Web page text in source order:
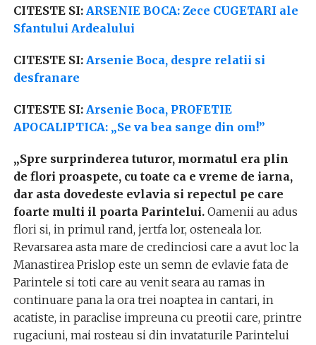
CITESTE SI: ARSENIE BOCA: Zece CUGETARI ale
Sfantului Ardealului
CITESTE SI: Arsenie Boca, despre relatii si
desfranare
CITESTE SI: Arsenie Boca, PROFETIE
APOCALIPTICA: „Se va bea sange din om!”
„Spre surprinderea tuturor, mormatul era plin
de flori proaspete, cu toate ca e vreme de iarna,
dar asta dovedeste evlavia si repectul pe care
foarte multi il poarta Parintelui. Oamenii au adus
flori si, in primul rand, jertfa lor, osteneala lor.
Revarsarea asta mare de credinciosi care a avut loc la
Manastirea Prislop este un semn de evlavie fata de
Parintele si toti care au venit seara au ramas in
continuare pana la ora trei noaptea in cantari, in
acatiste, in paraclise impreuna cu preotii care, printre
rugaciuni, mai rosteau si din invataturile Parintelui